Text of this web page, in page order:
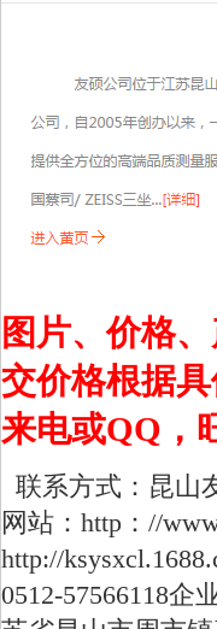
图片、价格
交价格根据
来电或QQ，
联系方式：昆山
网站：http：//
http://
0512-57566118企